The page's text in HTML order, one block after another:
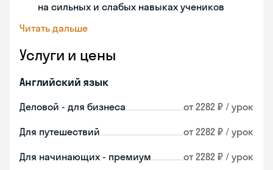
на сильных и слабых навыках учеников
Читать дальше
Услуги и цены
Английский язык
Деловой - для бизнеса от 2282 ₽ / урок
Для путешествий от 2282 ₽ / урок
Для начинающих - премиум от 2282 ₽ / урок